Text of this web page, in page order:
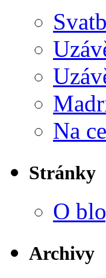
Na
Stránky
O
Archivy